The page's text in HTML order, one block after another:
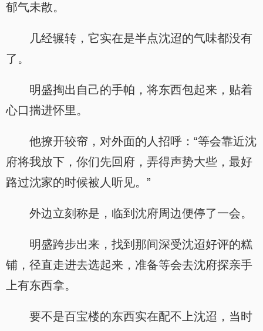
郁气未散。
几经辗转，它实在是半点沈迢的气味都没有
了。
明盛掏出自己的手帕，将东西包起来，贴着
心口揣进怀里。
他撩开较帘，对外面的人招呼：“等会靠近沈
府将我放下，你们先回府，弄得声势大些，最好
路过沈家的时候被人听见。”
外边立刻称是，临到沈府周边便停了一会。
明盛跨步出来，找到那间深受沈迢好评的糕
铺，径直走进去选起来，准备等会去沈府探亲手
上有东西拿。
要不是百宝楼的东西实在配不上沈迢，当时